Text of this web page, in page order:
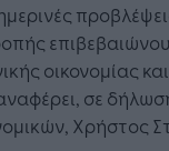
οικονομίας
σε
Χρήστος